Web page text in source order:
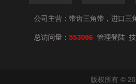
公司主营：带齿三角带，进口三
总访问量： 553086 管理登陆
版权所有 ©